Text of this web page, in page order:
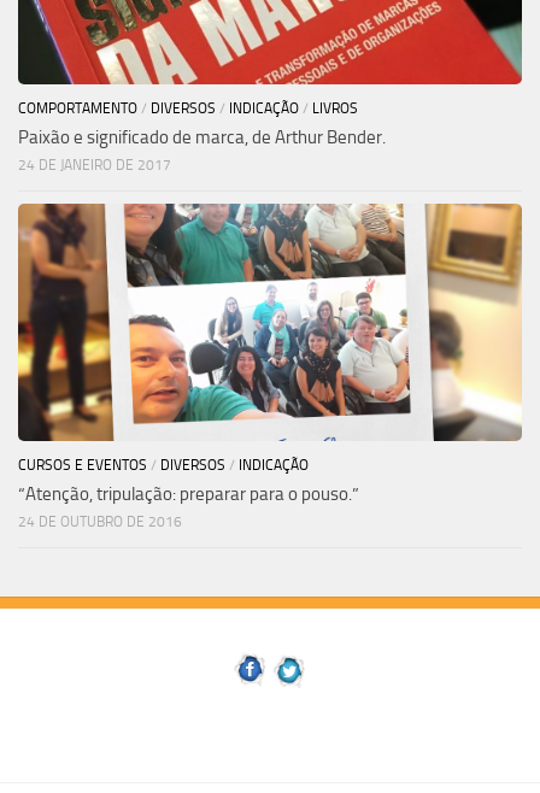
COMPORTAMENTO / DIVERSOS / INDICAÇÃO / LIVROS
Paixão e significado de marca, de Arthur Bender.
24 DE JANEIRO DE 2017
CURSOS E EVENTOS / DIVERSOS / INDICAÇÃO
“Atenção, tripulação: preparar para o pouso.”
24 DE OUTUBRO DE 2016